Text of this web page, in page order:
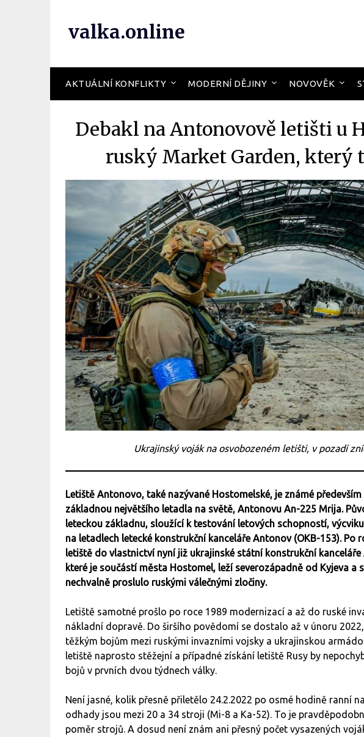
valka.online
AKTUÁLNÍ KONFLIKTY MODERNÍ DĚJINY NOVOVĚK
Debakl na Antonovově letišti u
ruský Market Garden, který
Ukrajinský voják na osvobozeném letišti, v pozadí
Letiště Antonovo, také nazývané Hostomelské, je známé
základnou největšího letadla na světě, Antonovu An-225 Mrija.
leteckou základnu, sloužící k testování letových schopností,
na letadlech letecké konstrukční kanceláře Antonov (OKB-153). Po
letiště do vlastnictví nyní již ukrajinské státní konstrukční
které je součástí města Hostomel, leží severozápadně od Kyjeva a
nechvalně proslulo ruskými válečnými zločiny.
Letiště samotné prošlo po roce 1989 modernizací a až do ruské
nákladní dopravě. Do širšího povědomí se dostalo až v únoru
těžkým bojům mezi ruskými invazními vojsky a ukrajinskou
letiště naprosto stěžejní a případné získání letiště Rusy by
bojů v prvních dvou týdnech války.
Není jasné, kolik přesně přiletělo 24.2.2022 po osmé hodině ranní
odhady jsou mezi 20 a 34 stroji (Mi-8 a Ka-52). To je
poměr strojů. A dosud není znám ani přesný počet vysazených